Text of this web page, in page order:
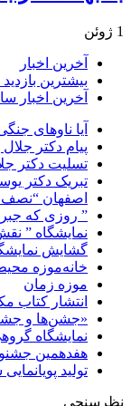
1 ژوئن
آخرین اخبار
بیشترین بازدید
آخرین اخبار
آیا ناوهای
پیام دکتر
تسلیت دکتر
تبریک دکتر
اصفهان
” روزی که
نمایشگاه ”
گشایش
خانه‌موزه
موزه زمان
انتشار کتاب
«جشن‌ها و
نمایشگاه
هفدهمین
تولید
نظرسنجی